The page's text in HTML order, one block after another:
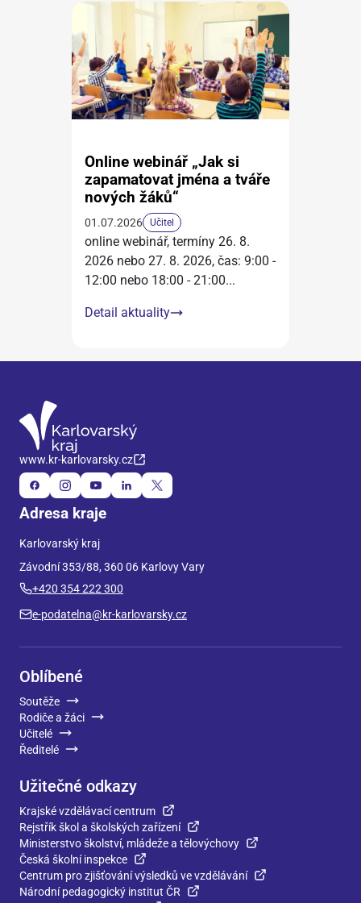
Online webinář „Jak si
zapamatovat jména a tváře
nových žáků“
01.07.2026 Učitel
online webinář, termíny 26. 8.
2026 nebo 27. 8. 2026, čas: 9:00 -
12:00 nebo 18:00 - 21:00...
Detail aktuality
www.kr-karlovarsky.cz
Adresa kraje
Karlovarský kraj
Závodní 353/88, 360 06 Karlovy Vary
+420 354 222 300
e-podatelna@kr-karlovarsky.cz
Oblíbené
Soutěže
Rodiče a žáci
Učitelé
Ředitelé
Užitečné odkazy
Krajské vzdělávací centrum
Rejstřík škol a školských zařízení
Ministerstvo školství, mládeže a tělovýchovy
Česká školní inspekce
Centrum pro zjišťování výsledků ve vzdělávání
Národní pedagogický institut ČR